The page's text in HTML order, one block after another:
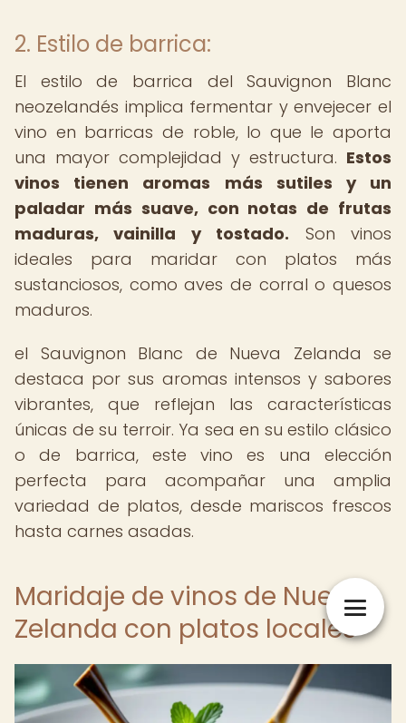
2. Estilo de barrica:
El estilo de barrica del Sauvignon Blanc
neozelandés implica fermentar y envejecer el
vino en barricas de roble, lo que le aporta
una mayor complejidad y estructura. Estos
vinos tienen aromas más sutiles y un
paladar más suave, con notas de frutas
maduras, vainilla y tostado. Son vinos
ideales para maridar con platos más
sustanciosos, como aves de corral o quesos
maduros.
el Sauvignon Blanc de Nueva Zelanda se
destaca por sus aromas intensos y sabores
vibrantes, que reflejan las características
únicas de su terroir. Ya sea en su estilo clásico
o de barrica, este vino es una elección
perfecta para acompañar una amplia
variedad de platos, desde mariscos frescos
hasta carnes asadas.
Maridaje de vinos de Nueva
Zelanda con platos locales